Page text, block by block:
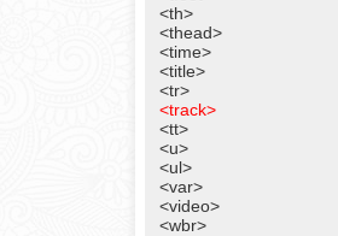
<th>
<thead>
<time>
<title>
<tr>
<track>
<tt>
<u>
<ul>
<var>
<video>
<wbr>